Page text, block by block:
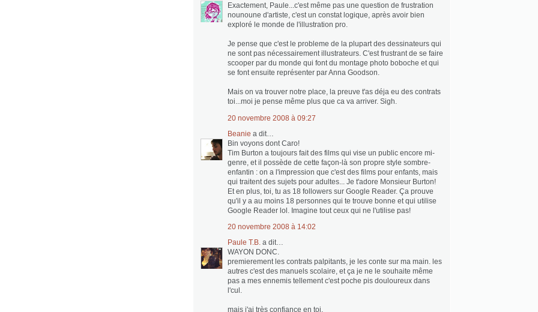
Exactement, Paule...c'est même pas une question de frustration
nounoune d'artiste, c'est un constat logique, après avoir bien
exploré le monde de l'illustration pro.
Je pense que c'est le probleme de la plupart des dessinateurs qui
ne sont pas nécessairement illustrateurs. C'est frustrant de se faire
scooper par du monde qui font du montage photo boboche et qui
se font ensuite représenter par Anna Goodson.
Mais on va trouver notre place, la preuve t'as déja eu des contrats
toi...moi je pense même plus que ca va arriver. Sigh.
20 novembre 2008 à 09:27
Beanie a dit…
Bin voyons dont Caro!
Tim Burton a toujours fait des films qui vise un public encore mi-
genre, et il possède de cette façon-là son propre style sombre-
enfantin : on a l'impression que c'est des films pour enfants, mais
qui traitent des sujets pour adultes... Je t'adore Monsieur Burton!
Et en plus, toi, tu as 18 followers sur Google Reader. Ça prouve
qu'il y a au moins 18 personnes qui te trouve bonne et qui utilise
Google Reader lol. Imagine tout ceux qui ne l'utilise pas!
20 novembre 2008 à 14:02
Paule T.B. a dit…
WAYON DONC.
premierement les contrats palpitants, je les conte sur ma main. les
autres c'est des manuels scolaire, et ça je ne le souhaite même
pas a mes ennemis tellement c'est poche pis douloureux dans
l'cul.
mais j'ai très confiance en toi.